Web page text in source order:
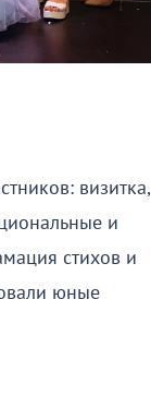
визитка,
и
стихов и
юные